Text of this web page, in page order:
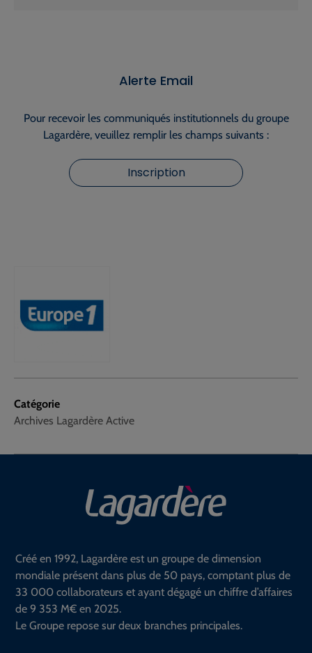
Catégorie
Archives Lagardère Active
Alerte Email
Pour recevoir les communiqués institutionnels du groupe
Lagardère, veuillez remplir les champs suivants :
Inscription
Créé en 1992, Lagardère est un groupe de dimension
mondiale présent dans plus de 50 pays, comptant plus de
33 000 collaborateurs et ayant dégagé un chiffre d’affaires
de 9 353 M€ en 2025.
Le Groupe repose sur deux branches principales.